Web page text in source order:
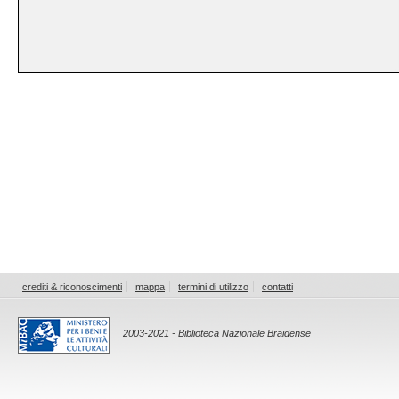
crediti & riconoscimenti mappa termini di utilizzo contatti
2003-2021 - Biblioteca Nazionale Braidense